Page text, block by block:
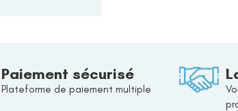
Paiement sécurisé
Plateforme de paiement multiple